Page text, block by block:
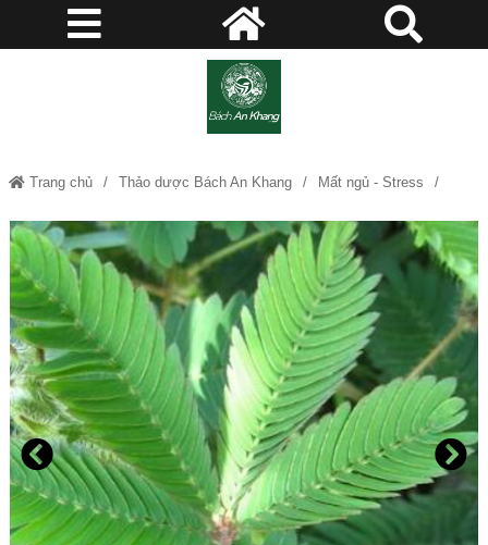
Trang chủ Thảo dược Bách An Khang Mất ngủ - Stress
Cây xấu hổ (mắc cỡ) - Thảo dược Bách An Khang JD145 cayxauho